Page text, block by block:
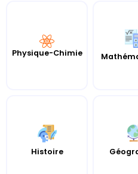
Physique-Chimie
Histoire